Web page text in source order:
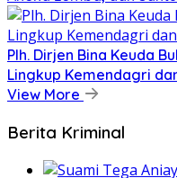
Plh. Dirjen Bina Keuda
Lingkup Kemendagri
View More
Berita Kriminal